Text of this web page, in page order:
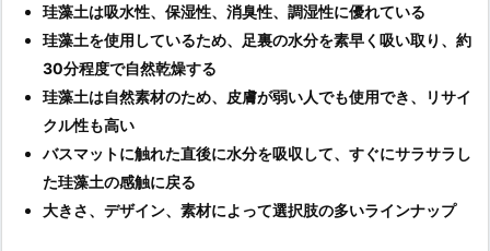
珪藻土は吸水性、保湿性、消臭性、調湿性に優れている
珪藻土を使用しているため、足裏の水分を素早く吸い取り、約
30分程度で自然乾燥する
珪藻土は自然素材のため、皮膚が弱い人でも使用でき、リサイ
クル性も高い
バスマットに触れた直後に水分を吸収して、すぐにサラサラし
た珪藻土の感触に戻る
大きさ、デザイン、素材によって選択肢の多いラインナップ